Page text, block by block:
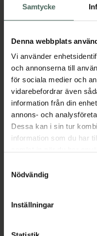
Samtycke
Denna webbplats
Vi använder
och annonserna till
för sociala medier och
vidarebefordrar även
information från din
annons- och
Dessa kan i sin tur
information som du har
återkalla ditt samtycke
cookieinställningar. Ett
lagligheten av
Nödvändig
Inställningar
Beskrivning
Läs alltid
användning.
EAN: